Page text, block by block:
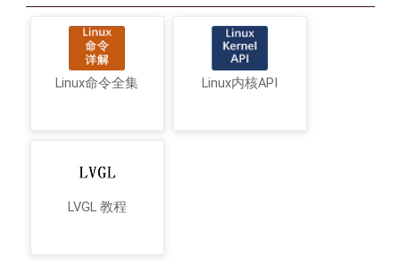
Linux命令全集 Linux内核API
LVGL 教程